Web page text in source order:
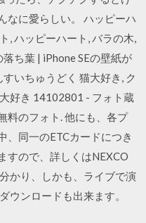
なに愛らしい。 ハッピーハ
, ハッピーハート, バラの木,
ち葉 | iPhone SEの壁紙が
いちゅうどく 猫大好き, ク
好き 14102801 - フォト蔵
料のフォト. 他にも、各プ
、同一のETCカードにつき
すので、詳しくはNEXCO
かり、しかも、ライブで演
ウンロードも出来ます。